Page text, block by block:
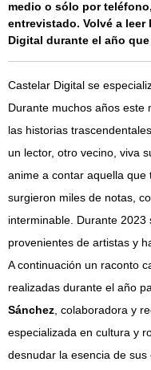
medio o sólo por
entrevistado. Volvé a leer
Digital durante el año
Castelar Digital se
Durante muchos años este
las historias
un lector, otro vecino, viva
anime a contar aquella que
surgieron miles de notas,
interminable. Durante
provenientes de artistas y
A continuación un raconto
realizadas durante el año
Sánchez , colaboradora y
especializada en cultura y
desnudar la esencia de sus